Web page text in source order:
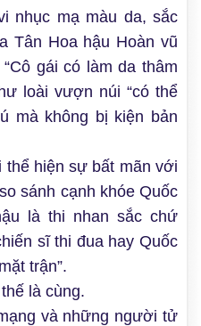
nhục mạ màu da, sắc
Tân Hoa hậu Hoàn vũ
gái có làm da thâm
loài vượn núi “có thể
mà không bị kiện bản
hiện sự bất mãn với
sánh cạnh khóe Quốc
là thi nhan sắc chứ
sĩ thi đua hay Quốc
trận”.
là cùng.
và những người tử